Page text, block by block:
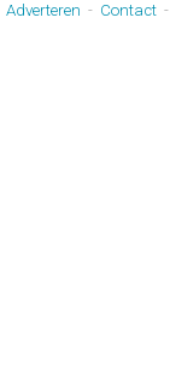
Adverteren - Contact -